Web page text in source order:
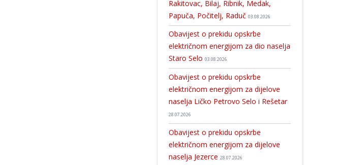
Rakitovac, Bilaj, Ribnik, Medak,
Papuča, Počitelj, Raduč 03.08.2026
Obavijest o prekidu opskrbe
električnom energijom za dio naselja
Staro Selo 03.08.2026
Obavijest o prekidu opskrbe
električnom energijom za dijelove
naselja Ličko Petrovo Selo i Rešetar
28.07.2026
Obavijest o prekidu opskrbe
električnom energijom za dijelove
naselja Jezerce 28.07.2026